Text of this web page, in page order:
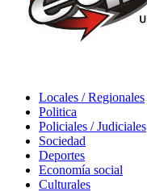
Locales / Regionales
Politica
Policiales / Judiciales
Sociedad
Deportes
Economía social
Culturales